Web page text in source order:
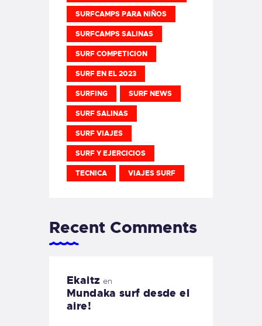
SURFCAMPS PARA NIÑOS
SURFCAMPS SALINAS
SURF COMPETICION
SURF EN EL 2023
SURFING SURF NEWS
SURF SALINAS
SURF VIAJES
SURF Y EJERCICIOS
TECNICA VIAJES SURF
Recent Comments
Ekaitz en
Mundaka surf desde el
aire!